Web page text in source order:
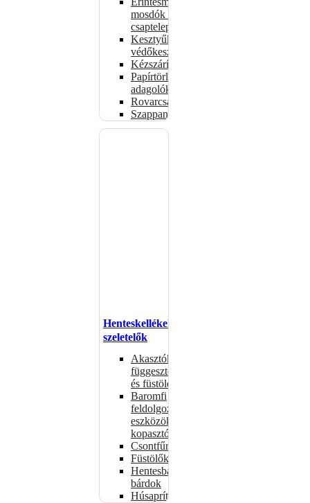
mosdók és
csaptelepek
Kesztyűk,
védőkesztyűk
Kézszárítók
Papírtörlő-
adagolók
Rovarcsapdák
Szappanadagolók
Henteskellékek,
szeletelők
Akasztók
függesztéshez
és füstöléshez
Baromfi
feldolgozó
eszközök,
kopasztók
Csontfűrészek
Füstölők
Hentesbalták,
bárdok
Húsaprítók